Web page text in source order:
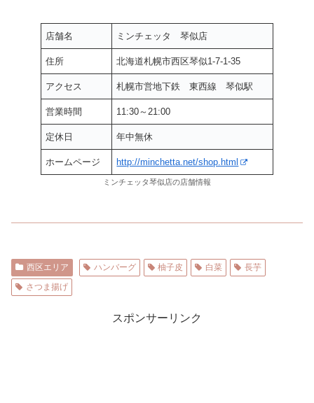
店舗名 ミンチェッタ 琴似店
住所 北海道札幌市西区琴似1-7-1-35
アクセス 札幌市営地下鉄 東西線 琴似駅
営業時間 11:30～21:00
定休日 年中無休
ホームページ http://minchetta.net/shop.html
ミンチェッタ琴似店の店舗情報
西区エリア ハンバーグ 柚子皮 白菜
長芋
さつま揚げ
スポンサーリンク